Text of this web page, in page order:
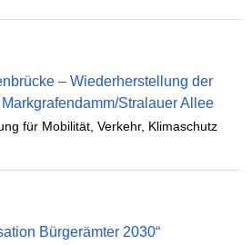
– Wiederherstellung der
Stralauer Allee
für Mobilität, Verkehr, Klimaschutz
Bürgerämter 2030“